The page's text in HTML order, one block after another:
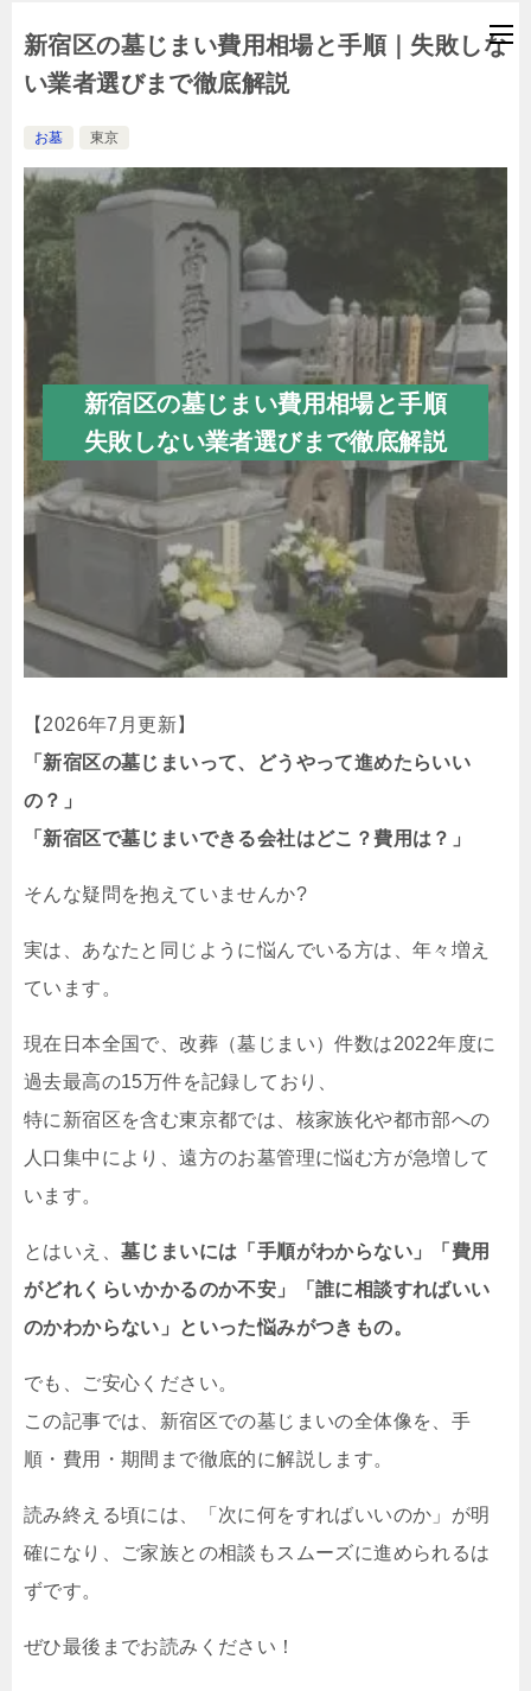
新宿区の墓じまい費用相場と手順｜失敗しな
い業者選びまで徹底解説
お墓 東京
新宿区の墓じまい費用相場と手順
失敗しない業者選びまで徹底解説
【2026年7月更新】
「新宿区の墓じまいって、どうやって進めたらいい
の？」
「新宿区で墓じまいできる会社はどこ？費用は？」
そんな疑問を抱えていませんか?
実は、あなたと同じように悩んでいる方は、年々増え
ています。
現在日本全国で、改葬（墓じまい）件数は2022年度に
過去最高の15万件を記録しており、
特に新宿区を含む東京都では、核家族化や都市部への
人口集中により、遠方のお墓管理に悩む方が急増して
います。
とはいえ、 墓じまいには「手順がわからない」「費用
がどれくらいかかるのか不安」「誰に相談すればいい
のかわからない」といった悩みがつきもの。
でも、ご安心ください。
この記事では、新宿区での墓じまいの全体像を、手
順・費用・期間まで徹底的に解説します。
読み終える頃には、「次に何をすればいいのか」が明
確になり、ご家族との相談もスムーズに進められるは
ずです。
ぜひ最後までお読みください！